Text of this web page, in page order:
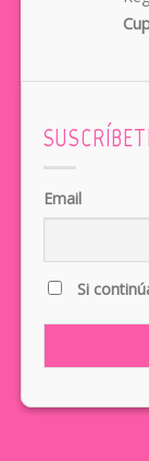
Email
Si